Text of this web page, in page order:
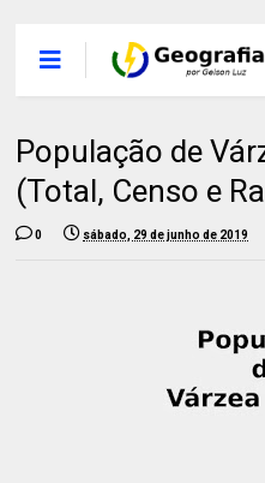
População de
(Total, Censo e
0 sábado, 29 de junho de 2019